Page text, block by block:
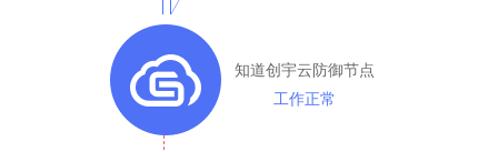
知道创宇云防御节点
工作正常